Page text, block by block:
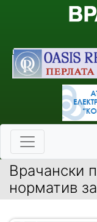
Врачански
норматив